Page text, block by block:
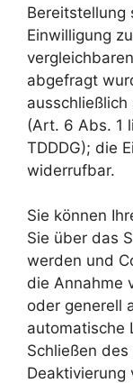
Bereitstellung
Einwilligung
abgefragt
(Art. 6 Abs. 1
TDDDG); die
widerrufbar.
Sie können
Sie über das
werden und
die Annahme
oder generell
automatische
Schließen
Deaktivierung